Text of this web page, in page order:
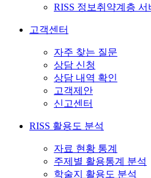
RISS 정보취약계층 서
고객센터
자주 찾는 질문
상담 신청
상담 내역 확인
고객제안
신고센터
RISS 활용도 분석
자료 현황 통계
주제별 활용통계 분석
학술지 활용도 분석